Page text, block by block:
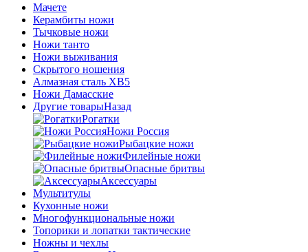
Мачете
Керамбиты ножи
Тычковые ножи
Ножи танто
Ножи выживания
Скрытого ношения
Алмазная сталь ХВ5
Ножи Дамасские
Другие товарыНазад
Рогатки
Ножи Россия
Рыбацкие ножи
Филейные ножи
Опасные бритвы
Аксессуары
Мультитулы
Кухонные ножи
Многофункциональные ножи
Топорики и лопатки тактические
Ножны и чехлы